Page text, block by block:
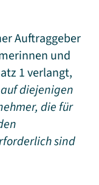
Auftraggeber
und
1 verlangt,
diejenigen
die für
sind